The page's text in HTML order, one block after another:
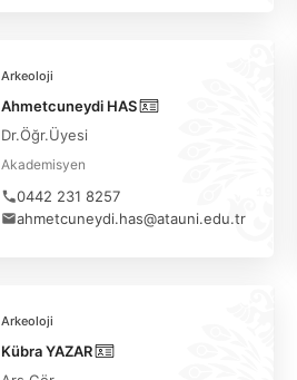
Arkeoloji
Ahmetcuneydi HAS
Dr.Öğr.Üyesi
Akademisyen
0442 231 8257
ahmetcuneydi.has@atauni.edu.tr
Arkeoloji
Kübra YAZAR